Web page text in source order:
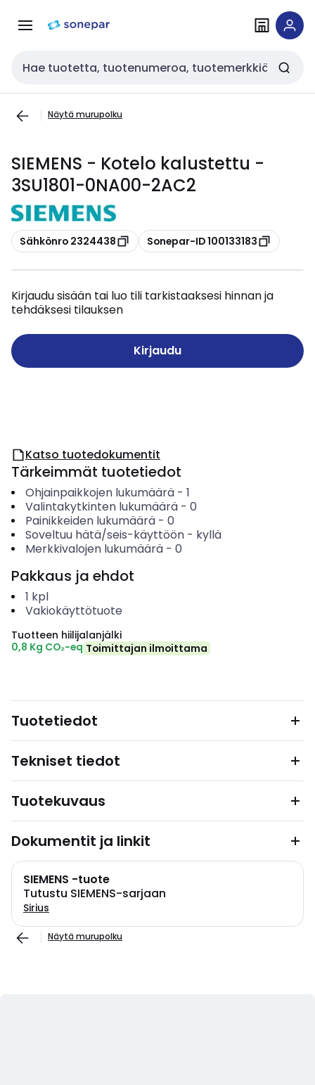
navigointiinsisältöön
Haku
Näytä murupolku
SIEMENS - Kotelo kalustettu -
3SU1801-0NA00-2AC2
Kopioi
Sähkönro 2324438 Kopioi
Sonepar-ID 100133183
Kirjaudu sisään tai luo tili tarkistaaksesi hinnan ja
tehdäksesi tilauksen
Kirjaudu
Katso tuotedokumentit
Tärkeimmät tuotetiedot
Ohjainpaikkojen lukumäärä- 1
Valintakytkinten lukumäärä- 0
Painikkeiden lukumäärä- 0
Soveltuu hätä/seis-käyttöön- kyllä
Merkkivalojen lukumäärä- 0
Pakkaus ja ehdot
1 kpl
Vakiokäyttötuote
Tuotteen hiilijalanjälki
0,8 Kg CO₂-eq Toimittajan ilmoittama
Tuotetiedot
Tekniset tiedot
Tuotekuvaus
Dokumentit ja linkit
SIEMENS -tuote
Tutustu SIEMENS-sarjaan
Sirius
Näytä murupolku